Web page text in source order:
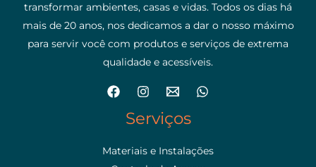
transformar ambientes, casas e vidas. Todos os dias há
mais de 20 anos, nos dedicamos a dar o nosso máximo
para servir você com produtos e serviços de extrema
qualidade e acessíveis.
Serviços
Materiais e Instalações